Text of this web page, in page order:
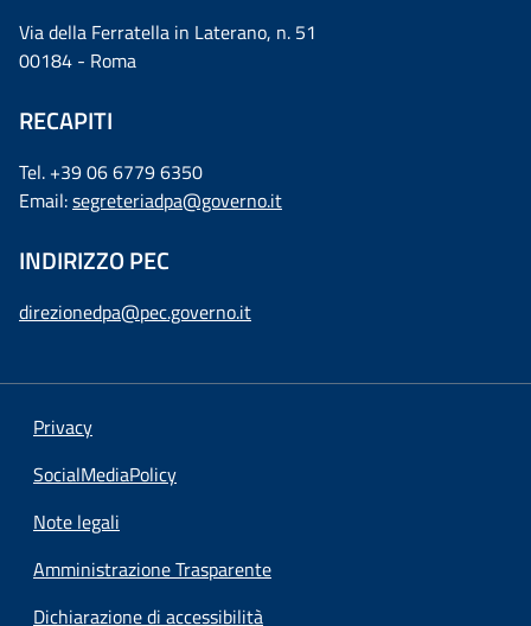
Via della Ferratella in Laterano, n. 51
00184 - Roma
RECAPITI
Tel. +39 06 6779 6350
Email:segreteriadpa@governo.it
INDIRIZZO PEC
direzionedpa@pec.governo.it
Privacy
SocialMediaPolicy
Note legali
Amministrazione Trasparente
Dichiarazione di accessibilità